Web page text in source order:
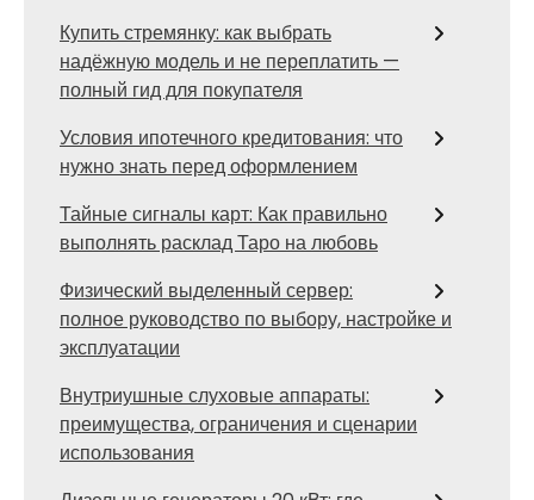
Купить стремянку: как выбрать
надёжную модель и не переплатить —
полный гид для покупателя
Условия ипотечного кредитования: что
нужно знать перед оформлением
Тайные сигналы карт: Как правильно
выполнять расклад Таро на любовь
Физический выделенный сервер:
полное руководство по выбору, настройке и
эксплуатации
Внутриушные слуховые аппараты:
преимущества, ограничения и сценарии
использования